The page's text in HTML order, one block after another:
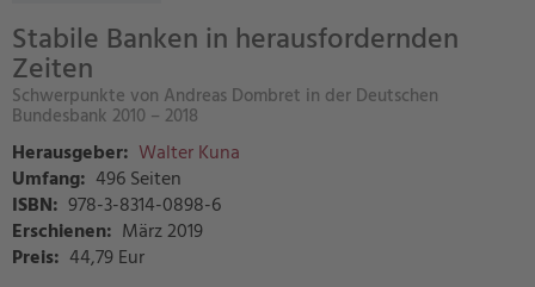
Stabile Banken in herausfordernden
Zeiten
Schwerpunkte von Andreas Dombret in der Deutschen
Bundesbank 2010 – 2018
Herausgeber: Walter Kuna
Umfang: 496 Seiten
ISBN: 978-3-8314-0898-6
Erschienen: März 2019
Preis: 44,79 Eur